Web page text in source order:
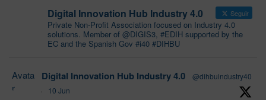
Digital Innovation Hub Industry 4.0 Seguir
Private Non-Profit Association focused on Industry 4.0
solutions. Member of @DIGIS3, #EDIH supported by the
EC and the Spanish Gov #i40 #DIHBU
Avata
r
Digital Innovation Hub Industry 4.0
@dihbuindustry40
·
10 Jun